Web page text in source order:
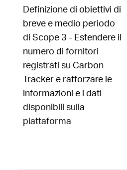
Definizione di obiettivi di
breve e medio periodo
di Scope 3 - Estendere il
numero di fornitori
registrati su Carbon
Tracker e rafforzare le
informazioni e i dati
disponibili sulla
piattaforma